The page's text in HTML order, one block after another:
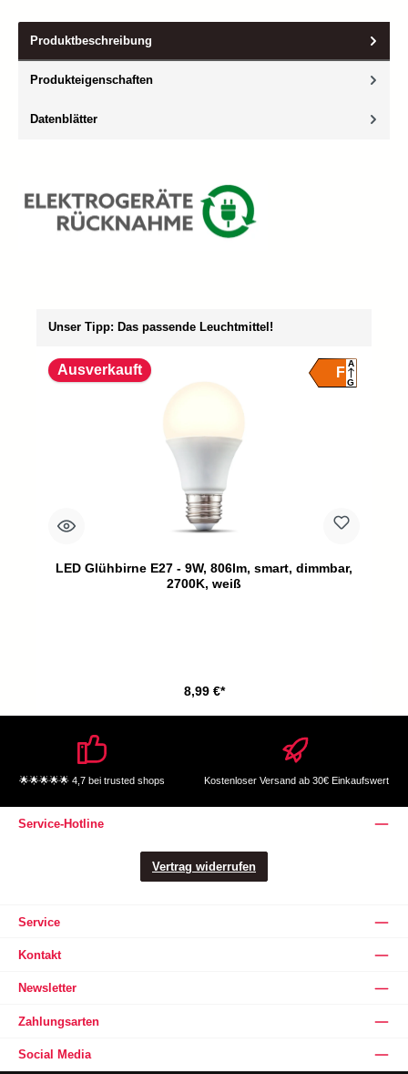
Produktbeschreibung
Produkteigenschaften
Datenblätter
Unser Tipp: Das passende Leuchtmittel!
Ausverkauft F
A
G
LED Glühbirne E27 - 9W, 806lm, smart, dimmbar,
2700K, weiß
8,99 €*
🌟🌟🌟🌟🌟 4,7 bei trusted shops Kostenloser Versand ab 30€ Einkaufswert
Service-Hotline
Vertrag widerrufen
Service
Kontakt
Newsletter
Zahlungsarten
Social Media